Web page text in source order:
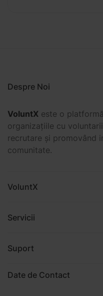
Despre Noi
VoluntX este o
organizațiile cu
recrutare și promovând
comunitate.
VoluntX
Servicii
Suport
Date de Contact